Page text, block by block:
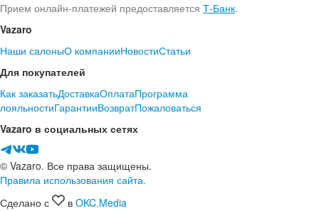
Прием онлайн-платежей предоставляется Т-Банк.
Vazaro
Наши салоныО компанииНовостиСтатьи
Для покупателей
Как заказатьДоставкаОплатаПрограмма
лояльностиГарантииВозвратПожаловаться
Vazaro в социальных сетях
© Vazaro. Все права защищены.
Правила использования сайта.
Сделано с
в OKC.Media